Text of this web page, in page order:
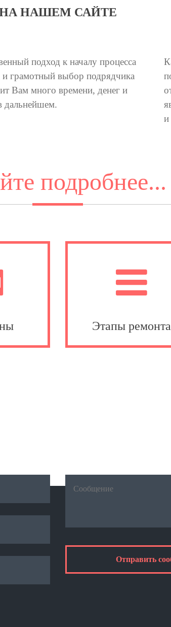
НАШЕМ САЙТЕ
подход к началу процесса
и грамотный выбор подрядчика
Вам много времени, денег и
дальнейшем.
и
подробнее...
Этапы ремонта